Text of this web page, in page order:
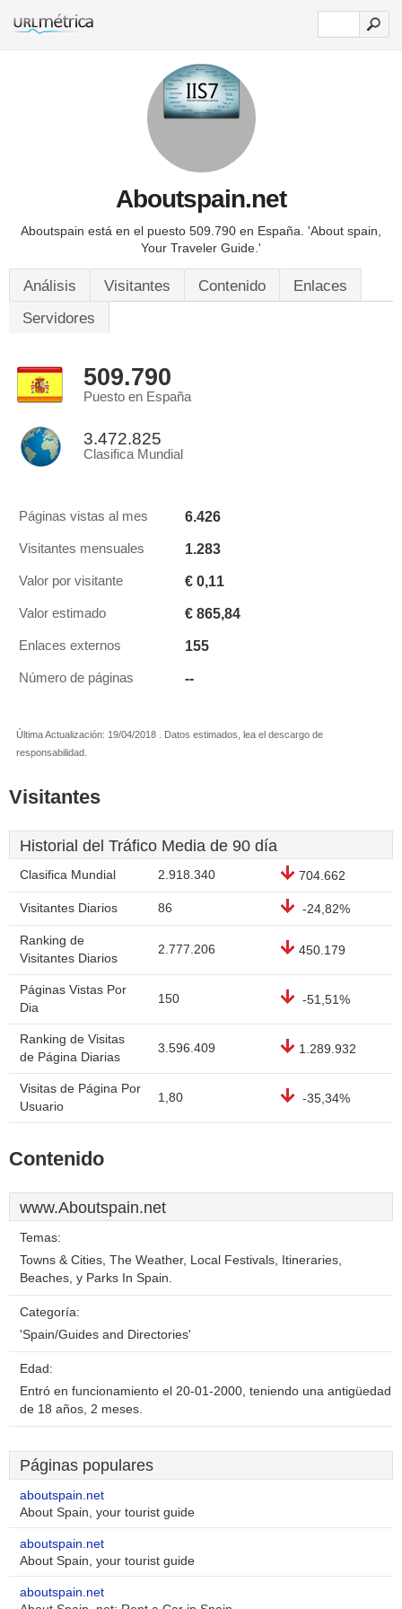
Aboutspain.net
Aboutspain está en el puesto 509.790 en España. 'About spain,
Your Traveler Guide.'
Análisis Visitantes Contenido
Enlaces
Servidores
509.790
Puesto en España
3.472.825
Clasifica Mundial
Páginas vistas al mes 6.426
Visitantes mensuales 1.283
Valor por visitante € 0,11
Valor estimado € 865,84
Enlaces externos 155
Número de páginas --
Última Actualización: 19/04/2018 . Datos estimados, lea el descargo de
responsabilidad.
Visitantes
Historial del Tráfico Media de 90 día
Clasifica Mundial 2.918.340 704.662
Visitantes Diarios 86 -24,82%
Ranking de
Visitantes Diarios
2.777.206 450.179
Páginas Vistas Por
Dia
150 -51,51%
Ranking de Visitas
de Página Diarias
3.596.409 1.289.932
Visitas de Página Por
Usuario
1,80 -35,34%
Contenido
www.Aboutspain.net
Temas:
Towns & Cities, The Weather, Local Festivals, Itineraries,
Beaches, y Parks In Spain.
Categoría:
'Spain/Guides and Directories'
Edad:
Entró en funcionamiento el 20-01-2000, teniendo una antigüedad
de 18 años, 2 meses.
Páginas populares
aboutspain.net
About Spain, your tourist guide
aboutspain.net
About Spain, your tourist guide
aboutspain.net